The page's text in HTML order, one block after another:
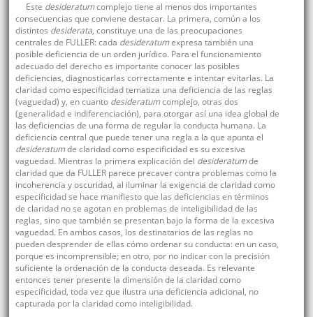
Este desideratumcomplejo tiene al menos dos importantes
consecuencias que conviene destacar. La primera, común a los
distintos desiderata, constituye una de las preocupaciones
centrales de FULLER: cada desideratumexpresa también una
posible deficiencia de un orden jurídico. Para el funcionamiento
adecuado del derecho es importante conocer las posibles
deficiencias, diagnosticarlas correctamente e intentar evitarlas. La
claridad como especificidad tematiza una deficiencia de las reglas
(vaguedad) y, en cuanto desideratumcomplejo, otras dos
(generalidad e indiferenciación), para otorgar así una idea global de
las deficiencias de una forma de regular la conducta humana. La
deficiencia central que puede tener una regla a la que apunta el
desideratumde claridad como especificidad es su excesiva
vaguedad. Mientras la primera explicación del desideratumde
claridad que da FULLER parece precaver contra problemas como la
incoherencia y oscuridad, al iluminar la exigencia de claridad como
especificidad se hace manifiesto que las deficiencias en términos
de claridad no se agotan en problemas de inteligibilidad de las
reglas, sino que también se presentan bajo la forma de la excesiva
vaguedad. En ambos casos, los destinatarios de las reglas no
pueden desprender de ellas cómo ordenar su conducta: en un caso,
porque es incomprensible; en otro, por no indicar con la precisión
suficiente la ordenación de la conducta deseada. Es relevante
entonces tener presente la dimensión de la claridad como
especificidad, toda vez que ilustra una deficiencia adicional, no
capturada por la claridad como inteligibilidad.